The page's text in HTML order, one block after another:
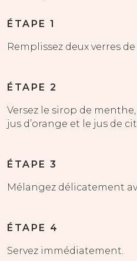
ÉTAPE 1
Remplissez deux verres
ÉTAPE 2
Versez le sirop de
jus d’orange et le jus de
ÉTAPE 3
Mélangez délicatement
ÉTAPE 4
Servez immédiatement.